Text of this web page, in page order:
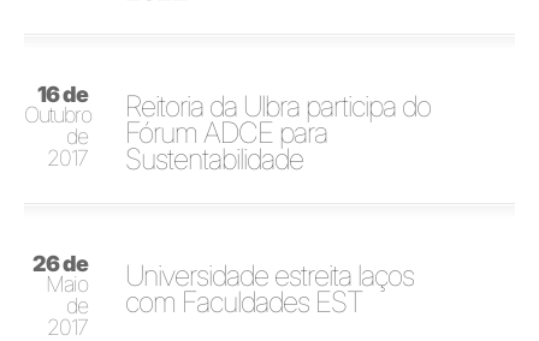
16 de
Outubro
de
2017
Reitoria da Ulbra participa do
Fórum ADCE para
Sustentabilidade
26 de
Maio
de
2017
Universidade estreita laços
com Faculdades EST